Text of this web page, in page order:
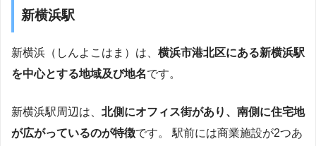
新横浜駅
新横浜（しんよこはま）は、 横浜市港北区にある新横浜駅
を中心とする地域及び地名です。
新横浜駅周辺は、 北側にオフィス街があり、南側に住宅地
が広がっているのが特徴です。 駅前には商業施設が2つあ